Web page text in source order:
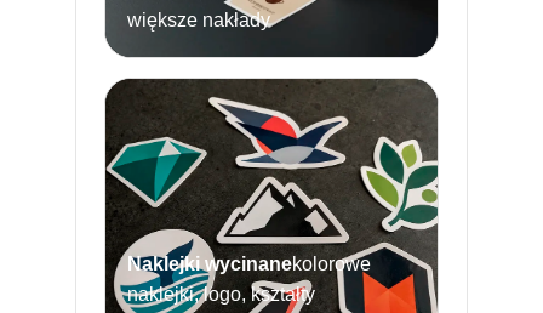
większe nakłady
Naklejki wycinanekolorowe
naklejki, logo, kształty